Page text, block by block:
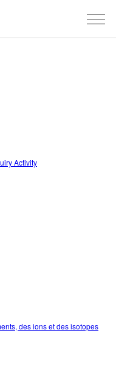
Activity
des ions et des isotopes